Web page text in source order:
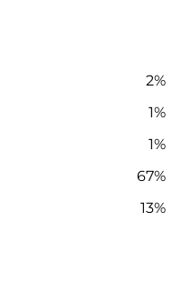
2%
1%
1%
67%
13%